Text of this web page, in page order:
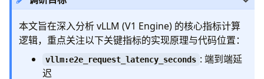
2. Time-Related Metrics 计算逻辑
(vllm/v1/metrics/stats.py)
vllm:e2e_request_latency_seconds
vllm:time_to_first_token_seconds
(TTFT)
本文旨在深入分析 vLLM (V1 Engine) 的核心指标计算
逻辑，重点关注以下关键指标的实现原理与代码位置：
vllm:e2e_request_latency_seconds : 端到端延
迟